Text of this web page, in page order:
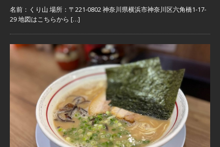
名前：くり山 場所：〒221-0802 神奈川県横浜市神奈川区六角橋1-17-
29 地図はこちらから […]